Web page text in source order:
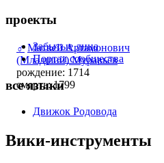
♂ Матвей Артамонович
(Младший) Муравьёв
рождение: 1714
смерть: 1799
проекты
Забытые лица
Портал сообщества
все языки
Движок Родовода
Вики-инструменты